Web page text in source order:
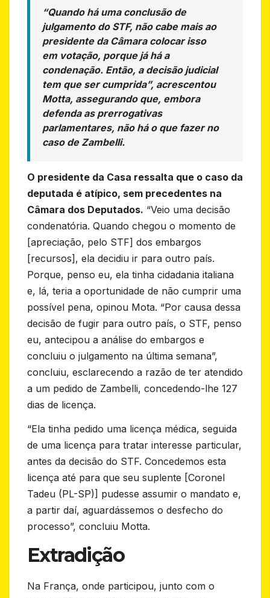
“Quando há uma conclusão de
julgamento do STF, não cabe mais ao
presidente da Câmara colocar isso
em votação, porque já há a
condenação. Então, a decisão judicial
tem que ser cumprida”, acrescentou
Motta, assegurando que, embora
defenda as prerrogativas
parlamentares, não há o que fazer no
caso de Zambelli.
O presidente da Casa ressalta que o caso da
deputada é atípico, sem precedentes na
Câmara dos Deputados. “Veio uma decisão
condenatória. Quando chegou o momento de
[apreciação, pelo STF] dos embargos
[recursos], ela decidiu ir para outro país.
Porque, penso eu, ela tinha cidadania italiana
e, lá, teria a oportunidade de não cumprir uma
possível pena, opinou Mota. “Por causa dessa
decisão de fugir para outro país, o STF, penso
eu, antecipou a análise do embargos e
concluiu o julgamento na última semana”,
concluiu, esclarecendo a razão de ter atendido
a um pedido de Zambelli, concedendo-lhe 127
dias de licença.
“Ela tinha pedido uma licença médica, seguida
de uma licença para tratar interesse particular,
antes da decisão do STF. Concedemos esta
licença até para que seu suplente [Coronel
Tadeu (PL-SP)] pudesse assumir o mandato e,
a partir daí, aguardássemos o desfecho do
processo”, concluiu Motta.
Extradição
Na França, onde participou, junto com o